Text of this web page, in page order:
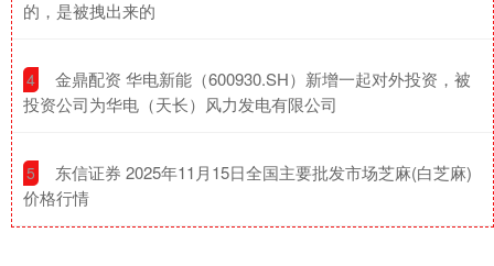
的，是被拽出来的
4
​金鼎配资 华电新能（600930.SH）新增一起对外投资，被
投资公司为华电（天长）风力发电有限公司
5
​东信证券 2025年11月15日全国主要批发市场芝麻(白芝麻)
价格行情